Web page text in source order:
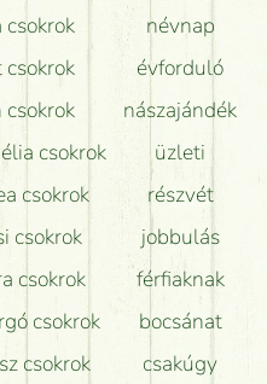
csokrok
csokrok
csokrok
csokrok
csokrok
csokrok
csokrok
csokrok
névnap
évforduló
nászajándék
üzleti
részvét
jobbulás
férfiaknak
bocsánat
csakúgy